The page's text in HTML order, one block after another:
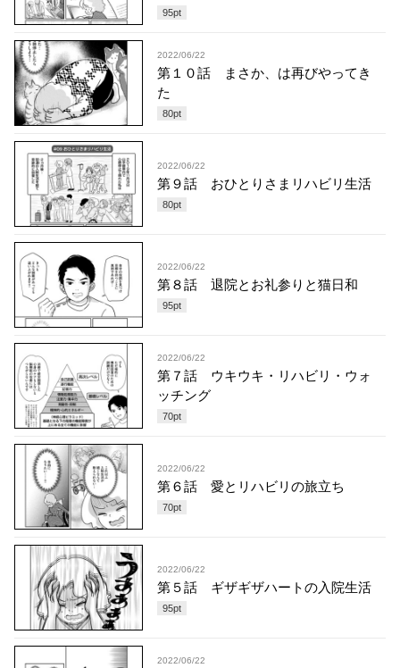
95pt
2022/06/22
第１０話 まさか、は再びやってき
た
80pt
2022/06/22
第９話 おひとりさまリハビリ生活
80pt
2022/06/22
第８話 退院とお礼参りと猫日和
95pt
2022/06/22
第７話 ウキウキ・リハビリ・ウォ
ッチング
70pt
2022/06/22
第６話 愛とリハビリの旅立ち
70pt
2022/06/22
第５話 ギザギザハートの入院生活
95pt
2022/06/22